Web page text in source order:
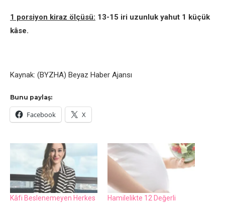
1 porsiyon kiraz ölçüsü: 13-15 iri uzunluk yahut 1 küçük
kâse.
Kaynak: (BYZHA) Beyaz Haber Ajansı
Bunu paylaş:
Facebook X
Kâfi Beslenemeyen Herkes
Hamilelikte 12 Değerli